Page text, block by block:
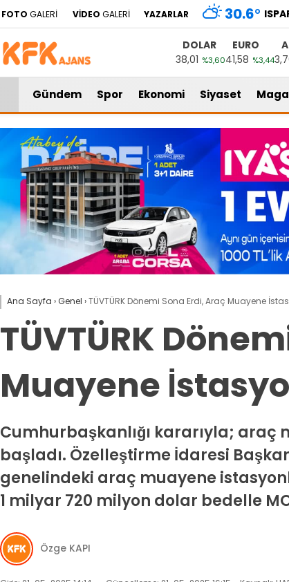
FOTO GALERİ VİDEO GALERİ YAZARLAR 30.6°
DOLAR
38,01 %3,60
EURO
41,58 %3,44
Gündem Spor Ekonomi Siyaset
Ana Sayfa ›Genel ›TÜVTÜRK Dönemi Sona Erdi, Araç Muayene
TÜVTÜRK
Muayene
Cumhurbaşkanlığı kararıyla; araç
başladı. Özelleştirme İdaresi
genelindeki araç muayene
1 milyar 720 milyon dolar bedelle
Özge KAPI